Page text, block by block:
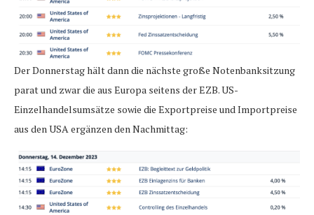
Der Donnerstag hält dann die nächste große Notenbanksitzung
parat und zwar die aus Europa seitens der EZB. US-
Einzelhandelsumsätze sowie die Exportpreise und Importpreise
aus den USA ergänzen den Nachmittag: